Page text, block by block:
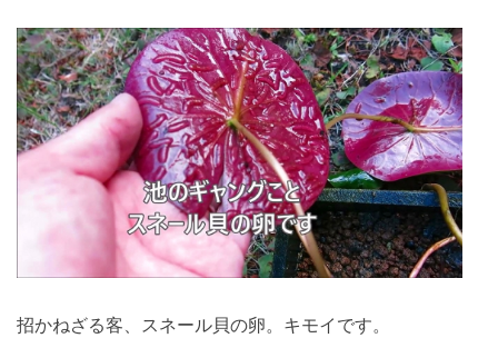
招かねざる客、スネール貝の卵。キモイです。